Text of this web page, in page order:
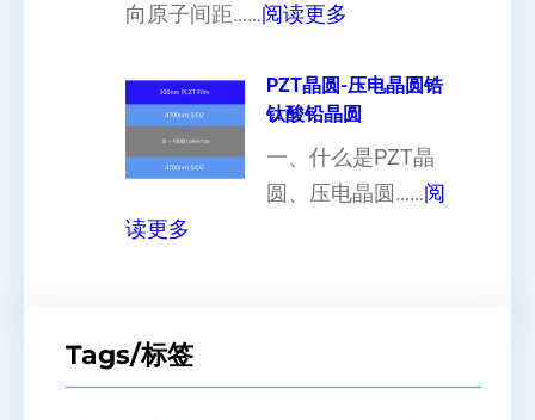
定
超
薄
硅
度
影
响
白
或
者
向原子间距……阅读更多
1
0
晶
向
PZT晶圆-压电晶圆锆
钛酸铅晶圆
一、什么是PZT晶
圆、压电晶圆……阅
读更多
晶
Tags/标签